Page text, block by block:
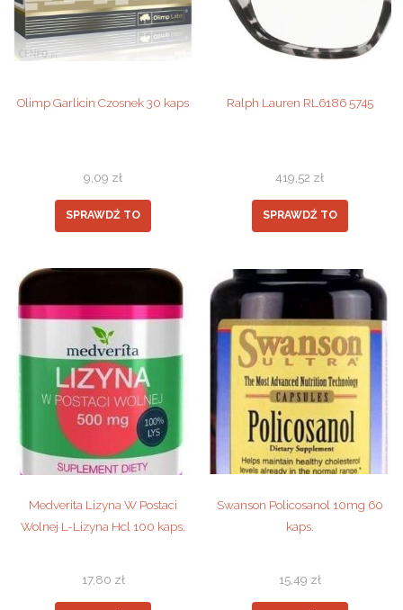
Olimp Garlicin Czosnek 30 kaps
9,09 zł
SPRAWDŹ TO
Ralph Lauren RL6186 5745
419,52 zł
SPRAWDŹ TO
Medverita Lizyna W Postaci
Wolnej L-Lizyna Hcl 100 kaps.
17,80 zł
Swanson Policosanol 10mg 60
kaps.
15,49 zł